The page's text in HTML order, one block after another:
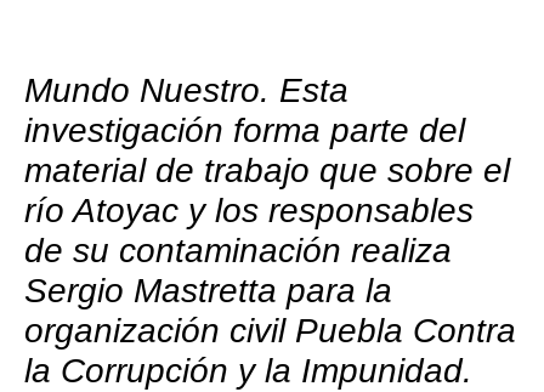
Mundo Nuestro. Esta
investigación forma parte del
material de trabajo que sobre el
río Atoyac y los responsables
de su contaminación realiza
Sergio Mastretta para la
organización civil Puebla Contra
la Corrupción y la Impunidad.